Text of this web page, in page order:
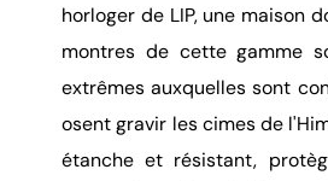
horloger de LIP, une maison
montres de cette gamme
extrêmes auxquelles sont
osent gravir les cimes de
étanche et résistant,